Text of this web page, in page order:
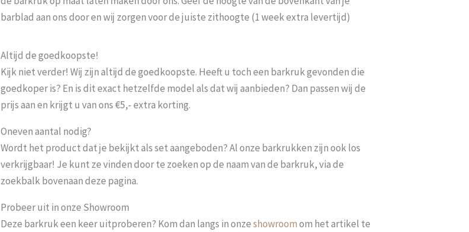
barblad aan ons door en wij zorgen voor de juiste zithoogte (1 week extra levertijd)
Altijd de goedkoopste!
Kijk niet verder! Wij zijn altijd de goedkoopste. Heeft u toch een barkruk gevonden die
goedkoper is? En is dit exact hetzelfde model als dat wij aanbieden? Dan passen wij de
prijs aan en krijgt u van ons €5,- extra korting.
Oneven aantal nodig?
Wordt het product dat je bekijkt als set aangeboden? Al onze barkrukken zijn ook los
verkrijgbaar! Je kunt ze vinden door te zoeken op de naam van de barkruk, via de
zoekbalk bovenaan deze pagina.
Probeer uit in onze Showroom
Deze barkruk een keer uitproberen? Kom dan langs in onzeshowroomom het artikel te